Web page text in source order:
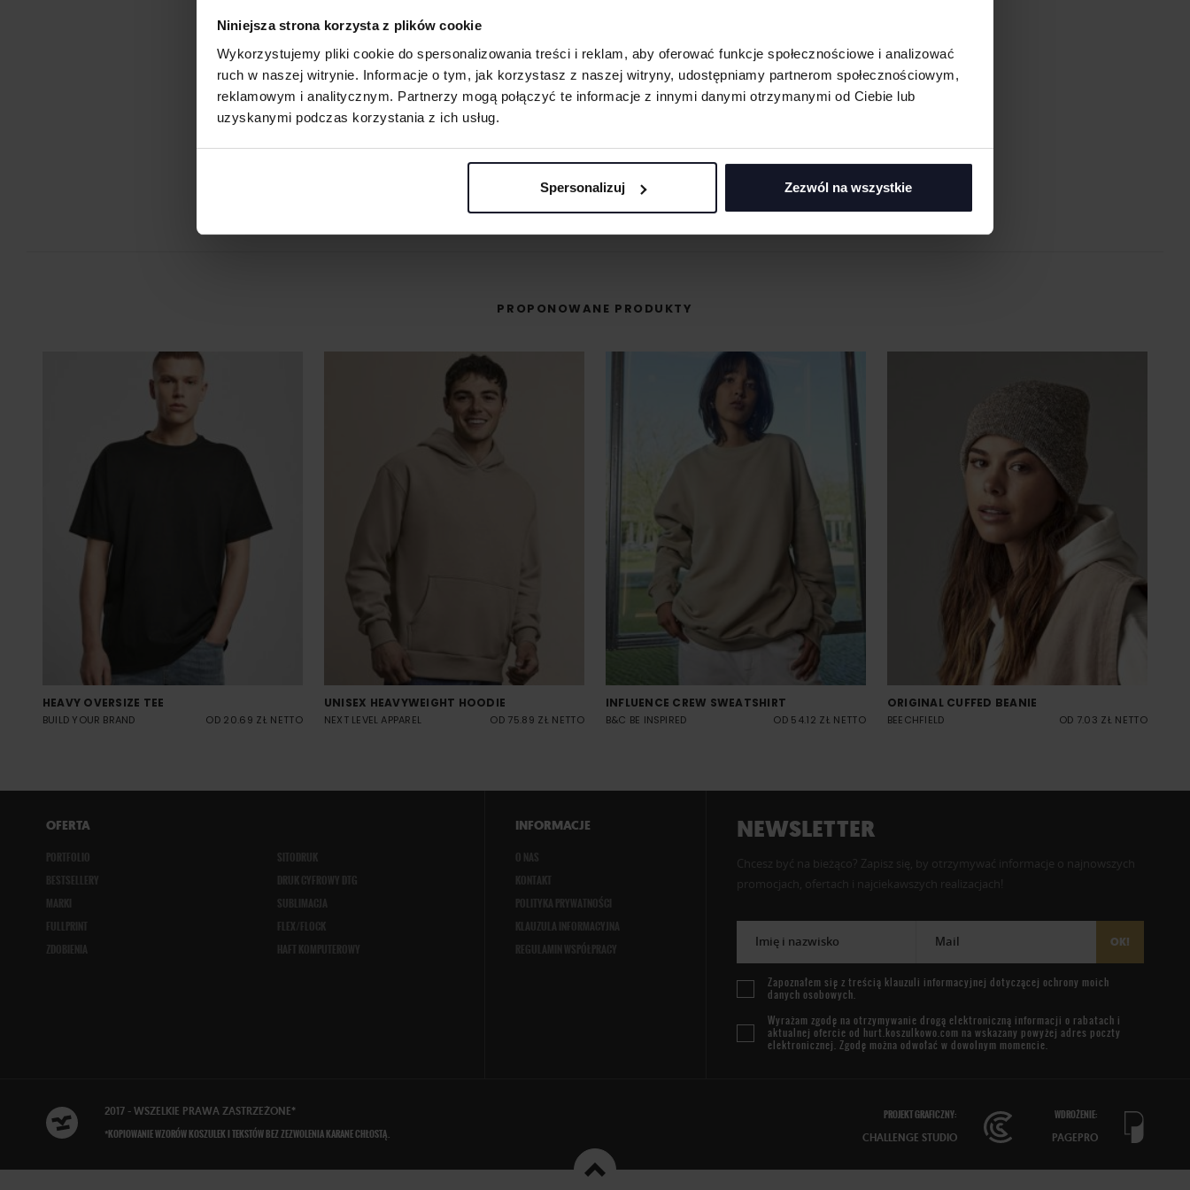
Niniejsza strona korzysta z plików cookie
Wykorzystujemy pliki cookie do spersonalizowania treści i reklam, aby oferować funkcje społecznościowe i analizować
ruch w naszej witrynie. Informacje o tym, jak korzystasz z naszej witryny, udostępniamy partnerom społecznościowym,
reklamowym i analitycznym. Partnerzy mogą połączyć te informacje z innymi danymi otrzymanymi od Ciebie lub
uzyskanymi podczas korzystania z ich usług.
Spersonalizuj Zezwól na wszystkie
Sitodruk to technika znakowania, która wygrywa trwałością i ceną przy większych
Zdobienie przy pomocy folii flex lub flock pozwala na aplikację materiału wyciętego
przez ploter bezpośrednio na odzieży, koszulkach, torbach, parasolach, odzieży
Druk cyfrowy (DTG - Direct to Gourment) to metoda zdobienia, umożliwiająca na
grafika najpierw trafia na specjalną folię, a dopiero potem jest przenoszona na
MASZ PYTANIA? ZAPYTAJ SPECJALISTĘ
Jeśli masz pytania odnośnie naszych produktów, zdobień lub współpracy, nasi
+48 733 904 144 POPROŚ O WYCENĘ
PROPONOWANE PRODUKTY
HEAVY OVERSIZE TEE
BUILD YOUR BRAND OD 20.69 ZŁ NETTO
UNISEX HEAVYWEIGHT HOODIE
NEXT LEVEL APPAREL OD 75.89 ZŁ NETTO
INFLUENCE CREW SWEATSHIRT
B&C BE INSPIRED OD 54.12 ZŁ NETTO
ORIGINAL CUFFED BEANIE
BEECHFIELD OD 7.03 ZŁ NETTO
OFERTA
PORTFOLIO
BESTSELLERY
MARKI
FULLPRINT
ZDOBIENIA
SITODRUK
DRUK CYFROWY DTG
SUBLIMACJA
FLEX/FLOCK
HAFT KOMPUTEROWY
INFORMACJE
O NAS
KONTAKT
POLITYKA PRYWATNOŚCI
KLAUZULA INFORMACYJNA
REGULAMIN WSPÓŁPRACY
NEWSLETTER
Chcesz być na bieżąco? Zapisz się, by otrzymywać informacje o najnowszych
promocjach, ofertach i najciekawszych realizacjach!
Imię i nazwisko Mail OK!
Zapoznałem się z treścią klauzuli informacyjnej dotyczącej ochrony moich
danych osobowych.
Wyrażam zgodę na otrzymywanie drogą elektroniczną informacji o rabatach i
aktualnej ofercie od hurt.koszulkowo.com na wskazany powyżej adres poczty
elektronicznej. Zgodę można odwołać w dowolnym momencie.
2017 - WSZELKIE PRAWA ZASTRZEŻONE*
*KOPIOWANIE WZORÓW KOSZULEK I TEKSTÓW BEZ ZEZWOLENIA KARANE CHŁOSTĄ.
PROJEKT GRAFICZNY:
CHALLENGE STUDIO
WDROŻENIE:
PAGEPRO